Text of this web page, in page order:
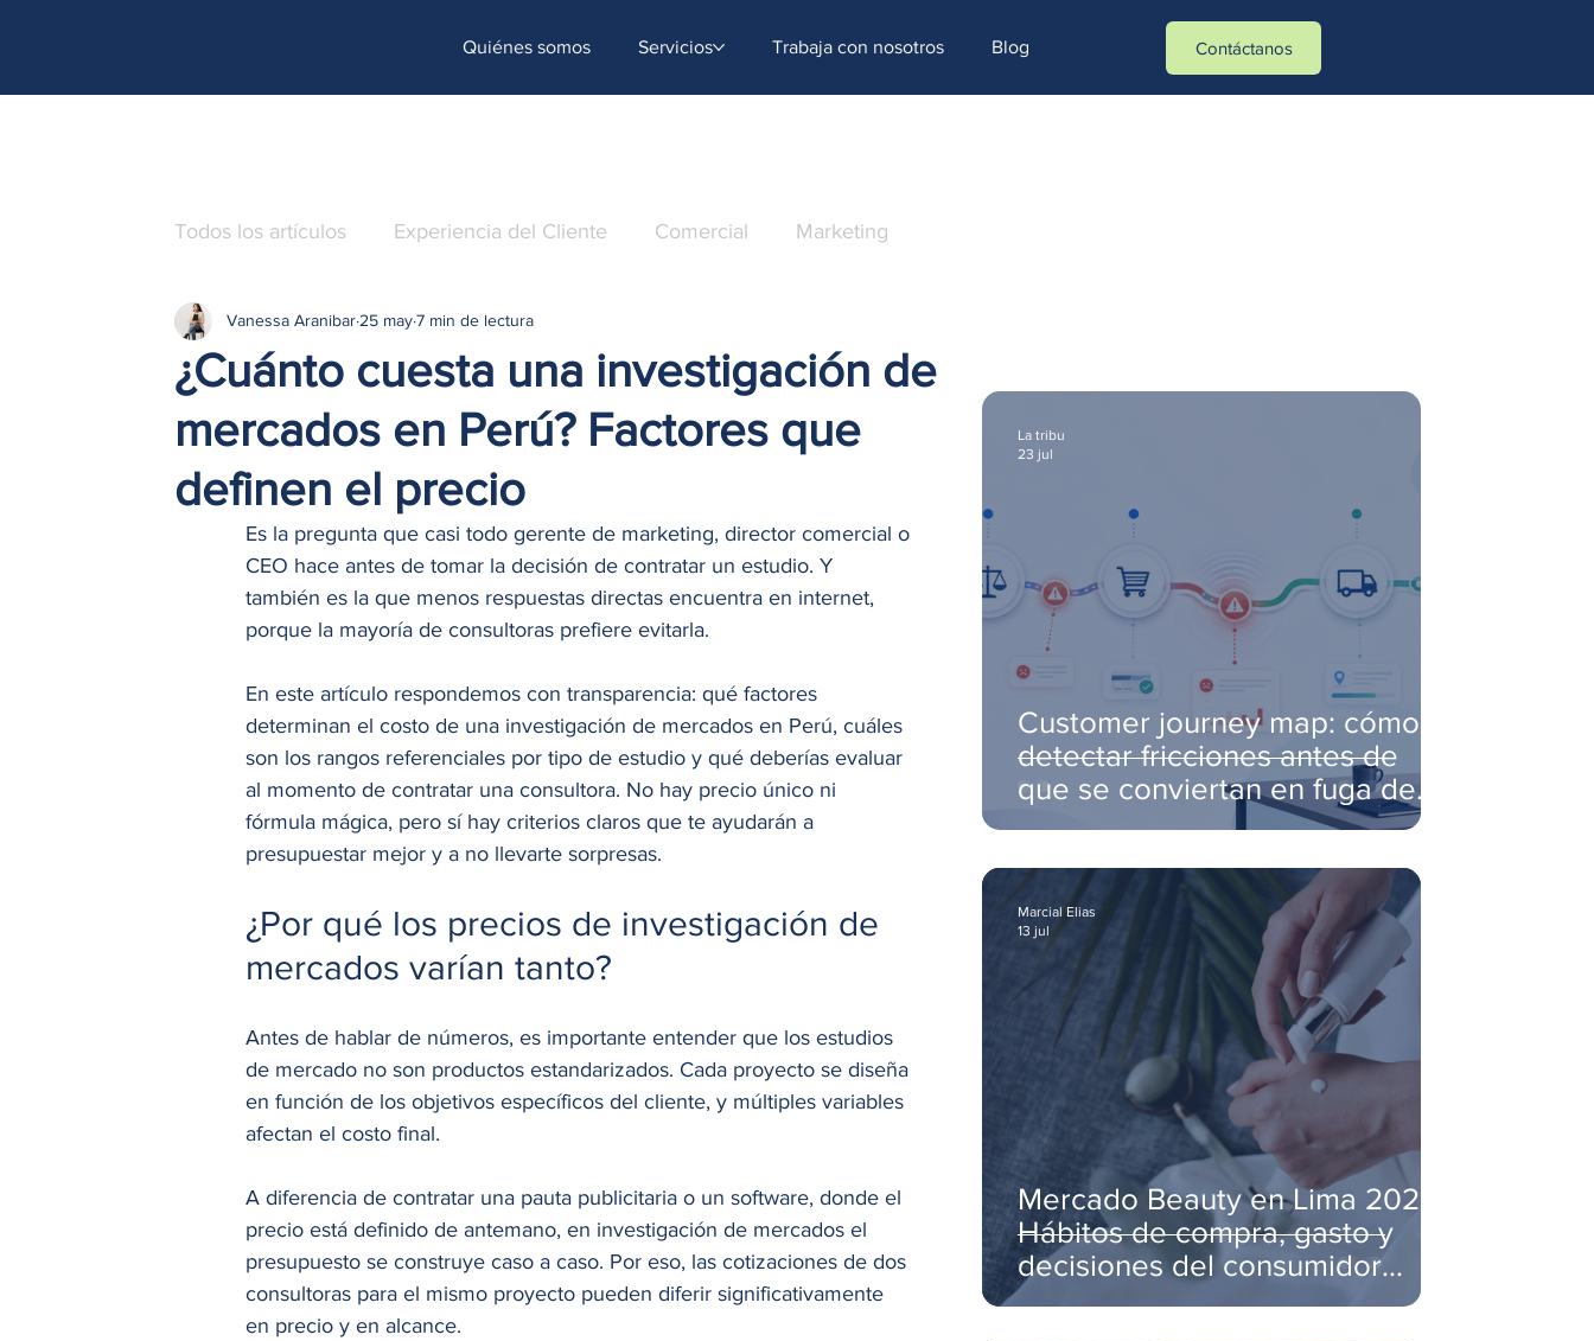
Todos los artículos Experiencia del Cliente Comercial Marketing
Operaciones Caso de éxito
¿Cuánto cuesta una investigación de
mercados en Perú? Factores que
definen el precio
Vanessa Aranibar 25 may7 min de lectura
Es la pregunta que casi todo gerente de marketing, director comercial o
CEO hace antes de tomar la decisión de contratar un estudio. Y
también es la que menos respuestas directas encuentra en internet,
porque la mayoría de consultoras prefiere evitarla.
En este artículo respondemos con transparencia: qué factores
determinan el costo de una investigación de mercados en Perú, cuáles
son los rangos referenciales por tipo de estudio y qué deberías evaluar
al momento de contratar una consultora. No hay precio único ni
fórmula mágica, pero sí hay criterios claros que te ayudarán a
presupuestar mejor y a no llevarte sorpresas.
¿Por qué los precios de investigación de
mercados varían tanto?
Antes de hablar de números, es importante entender que los estudios
de mercado no son productos estandarizados. Cada proyecto se diseña
en función de los objetivos específicos del cliente, y múltiples variables
afectan el costo final.
A diferencia de contratar una pauta publicitaria o un software, donde el
precio está definido de antemano, en investigación de mercados el
presupuesto se construye caso a caso. Por eso, las cotizaciones de dos
consultoras para el mismo proyecto pueden diferir significativamente
en precio y en alcance.
Customer journey map: cómo
detectar fricciones antes de
que se conviertan en fuga de
clientes
La tribu
23 jul
Mercado Beauty en Lima 2026:
Hábitos de compra, gasto y
decisiones del consumidor
limeño
Marcial Elias
13 jul
Quiénes somos Servicios Trabaja con nosotros Blog Contáctanos